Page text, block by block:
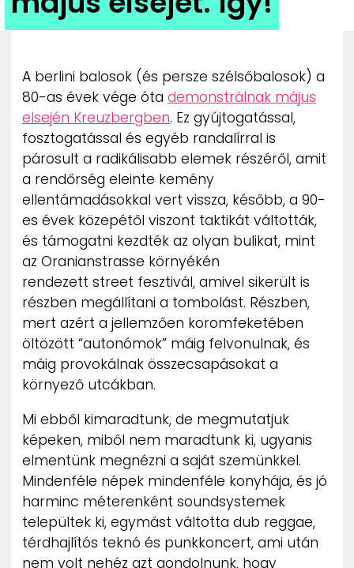
ZENE
IMPRESSZUM
PR-ARCHÍVUM
ADATKEZELÉSI TÁJÉKOZTATÓ
A berlini balosok (és persze szélsőbalosok) a
80-as évek vége óta demonstrálnak május
elsején Kreuzbergben. Ez gyújtogatással,
fosztogatással és egyéb randalírral is
párosult a radikálisabb elemek részéről, amit
a rendőrség eleinte kemény
ellentámadásokkal vert vissza, később, a 90-
es évek közepétől viszont taktikát váltották,
és támogatni kezdték az olyan bulikat, mint
az Oranianstrasse környékén
rendezett street fesztivál, amivel sikerült is
részben megállítani a tombolást. Részben,
mert azért a jellemzően koromfeketében
öltözött “autonómok” máig felvonulnak, és
máig provokálnak összecsapásokat a
környező utcákban.
Mi ebből kimaradtunk, de megmutatjuk
képeken, miből nem maradtunk ki, ugyanis
elmentünk megnézni a saját szemünkkel.
Mindenféle népek mindenféle konyhája, és jó
harminc méterenként soundsystemek
települtek ki, egymást váltotta dub reggae,
térdhajlítós teknó és punkkoncert, ami után
nem volt nehéz azt gondolnunk, hogy